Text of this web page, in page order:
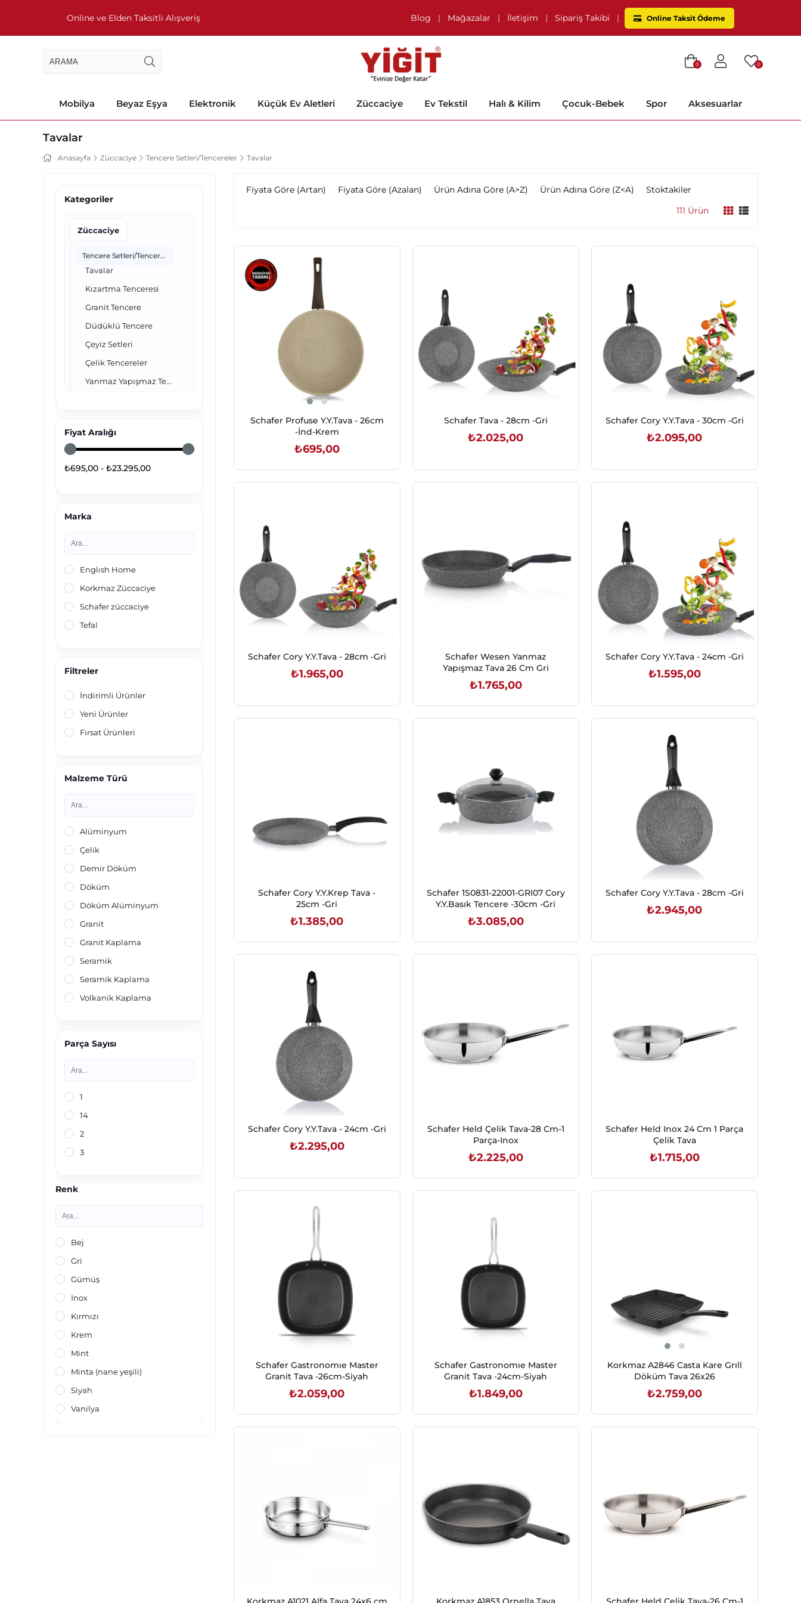
Online ve Elden Taksitli Alışveriş Blog | Mağazalar | İletişim | Sipariş Takibi | Online Taksit Ödeme
0
0
Mobilya Beyaz Eşya Elektronik Küçük Ev Aletleri Züccaciye Ev Tekstil Halı & Kilim Çocuk-Bebek Spor Aksesuarlar
Tavalar
Anasayfa Züccaciye Tencere Setleri/Tencereler Tavalar
Kategoriler
Züccaciye
Tencere Setleri/Tencereler
Tavalar
Kızartma Tenceresi
Granit Tencere
Düdüklü Tencere
Çeyiz Setleri
Çelik Tencereler
Yanmaz Yapışmaz Tencereler
Döküm Tencere
Fiyat Aralığı
₺695,00 - ₺23.295,00
Marka
Englısh Home
Korkmaz Züccaciye
Schafer züccaciye
Tefal
Filtreler
İndirimli Ürünler
Yeni Ürünler
Fırsat Ürünleri
Malzeme Türü
Alüminyum
Çelik
Demir Döküm
Döküm
Döküm Alüminyum
Granit
Granit Kaplama
Seramik
Seramik Kaplama
Volkanik Kaplama
Parça Sayısı
1
14
2
3
Renk
Bej
Gri
Gümüş
Inox
Kırmızı
Krem
Mint
Minta (nane yeşili)
Siyah
Vanilya
Fiyata Göre (Artan) Fiyata Göre (Azalan) Ürün Adına Göre (A>Z) Ürün Adına Göre (Z<A)
Stoktakiler
111 Ürün
Schafer Profuse Y.Y.Tava - 26cm
-İnd-Krem
₺695,00
Schafer Tava - 28cm -Gri
₺2.025,00
Schafer Cory Y.Y.Tava - 30cm -Gri
₺2.095,00
Schafer Cory Y.Y.Tava - 28cm -Gri
₺1.965,00
Schafer Wesen Yanmaz
Yapışmaz Tava 26 Cm Gri
₺1.765,00
Schafer Cory Y.Y.Tava - 24cm -Gri
₺1.595,00
Schafer Cory Y.Y.Krep Tava -
25cm -Gri
₺1.385,00
Schafer 1S0831-22001-GRI07 Cory
Y.Y.Basık Tencere -30cm -Gri
₺3.085,00
Schafer Cory Y.Y.Tava - 28cm -Gri
₺2.945,00
Schafer Cory Y.Y.Tava - 24cm -Gri
₺2.295,00
Schafer Held Çelik Tava-28 Cm-1
Parça-Inox
₺2.225,00
Schafer Held Inox 24 Cm 1 Parça
Çelik Tava
₺1.715,00
Schafer Gastronomıe Master
Granit Tava -26cm-Siyah
₺2.059,00
Schafer Gastronomıe Master
Granit Tava -24cm-Siyah
₺1.849,00
Korkmaz A2846 Casta Kare Grıll
Döküm Tava 26x26
₺2.759,00